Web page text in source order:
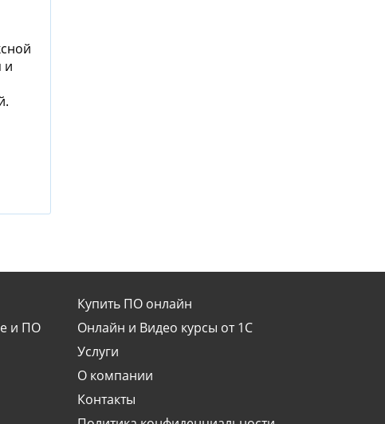
и
и ПО
Купить ПО онлайн
Онлайн и Видео курсы от 1С
Услуги
О компании
Контакты